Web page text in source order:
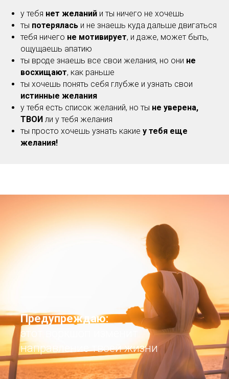
у тебя нет желаний и ты ничего не хочешь
ты потерялась и не знаешь куда дальше двигаться
тебя ничего не мотивирует, и даже, может быть,
ощущаешь апатию
ты вроде знаешь все свои желания, но они не
восхищают, как раньше
ты хочешь понять себя глубже и узнать свои
истинные желания
у тебя есть список желаний, но ты не уверена,
ТВОИ ли у тебя желания
ты просто хочешь узнать какие у тебя еще
желания!
Предупреждаю:
этот воркшоп изменит
направление твоей жизни